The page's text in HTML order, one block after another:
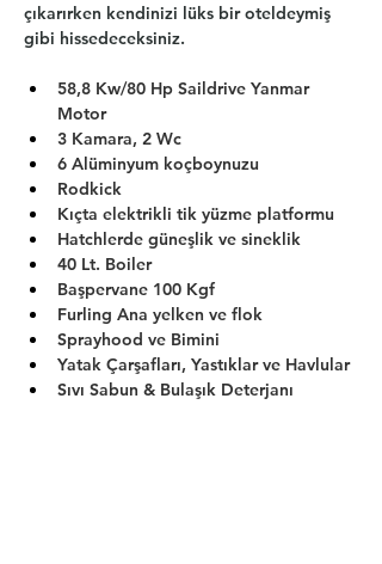
çıkarırken kendinizi lüks bir oteldeymiş
gibi hissedeceksiniz.
58,8 Kw/80 Hp Saildrive Yanmar
Motor
3 Kamara, 2 Wc
6 Alüminyum koçboynuzu
Rodkick
Kıçta elektrikli tik yüzme platformu
Hatchlerde güneşlik ve sineklik
40 Lt. Boiler
Başpervane 100 Kgf
Furling Ana yelken ve flok
Sprayhood ve Bimini
Yatak Çarşafları, Yastıklar ve Havlular
Sıvı Sabun & Bulaşık Deterjanı